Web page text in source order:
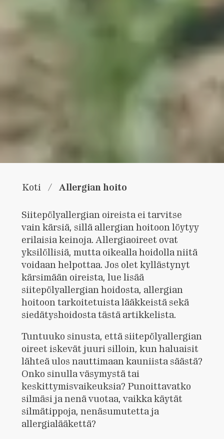
Koti / Allergian hoito
Siitepölyallergian oireista ei tarvitse
vain kärsiä, sillä allergian hoitoon löytyy
erilaisia keinoja. Allergiaoireet ovat
yksilöllisiä, mutta oikealla hoidolla niitä
voidaan helpottaa. Jos olet kyllästynyt
kärsimään oireista, lue lisää
siitepölyallergian hoidosta, allergian
hoitoon tarkoitetuista lääkkeistä sekä
siedätyshoidosta tästä artikkelista.
Tuntuuko sinusta, että siitepölyallergian
oireet iskevät juuri silloin, kun haluaisit
lähteä ulos nauttimaan kauniista säästä?
Onko sinulla väsymystä tai
keskittymisvaikeuksia? Punoittavatko
silmäsi ja nenä vuotaa, vaikka käytät
silmätippoja, nenäsumutetta ja
allergialääkettä?